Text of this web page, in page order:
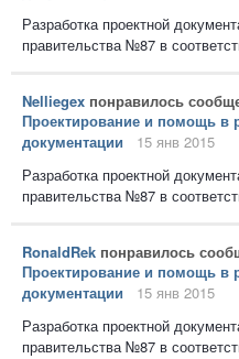
Разработка проектной
правительства №87 в
Nelliegex понравилось
Проектирование и помощь в
документации
15 янв 2015
Разработка проектной
правительства №87 в
RonaldRek понравилось
Проектирование и помощь в
документации
15 янв 2015
Разработка проектной
правительства №87 в